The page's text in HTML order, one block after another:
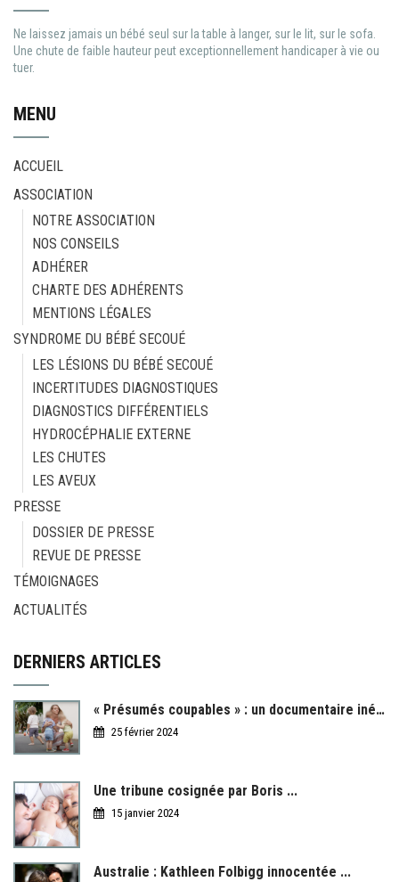
Ne laissez jamais un bébé seul sur la table à langer, sur le lit, sur le sofa.
Une chute de faible hauteur peut exceptionnellement handicaper à vie ou
tuer.
MENU
ACCUEIL
ASSOCIATION
NOTRE ASSOCIATION
NOS CONSEILS
ADHÉRER
CHARTE DES ADHÉRENTS
MENTIONS LÉGALES
SYNDROME DU BÉBÉ SECOUÉ
LES LÉSIONS DU BÉBÉ SECOUÉ
INCERTITUDES DIAGNOSTIQUES
DIAGNOSTICS DIFFÉRENTIELS
HYDROCÉPHALIE EXTERNE
LES CHUTES
LES AVEUX
PRESSE
DOSSIER DE PRESSE
REVUE DE PRESSE
TÉMOIGNAGES
ACTUALITÉS
DERNIERS ARTICLES
« Présumés coupables » : un documentaire inédit ...
25 février 2024
Une tribune cosignée par Boris ...
15 janvier 2024
Australie : Kathleen Folbigg innocentée ...